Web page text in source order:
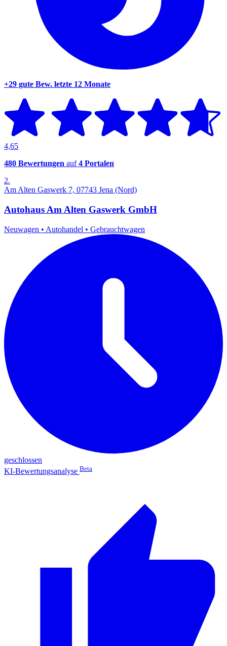
+29 gute Bew. letzte 12 Monate
4,65
480 Bewertungen auf4 Portalen
2.
Am Alten Gaswerk 7, 07743 Jena (Nord)
Autohaus Am Alten Gaswerk GmbH
Neuwagen • Autohandel • Gebrauchtwagen
geschlossen
KI-Bewertungsanalyse Beta